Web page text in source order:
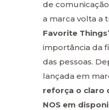
de comunicação
a marca volta a
Favorite Things
importância da
das pessoas.
lançada em
reforça o claro
NOS em